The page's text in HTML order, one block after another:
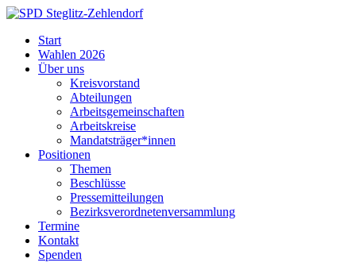
Skip
content
Steglitz-
Zehlendorf
Start
Wahlen 2026
Über uns
Kreisvorstand
Abteilungen
Arbeitsgemeinschaften
Arbeitskreise
Mandatsträger*innen
Positionen
Themen
Beschlüsse
Pressemitteilungen
Bezirksverordnetenversammlung
Termine
Kontakt
Spenden